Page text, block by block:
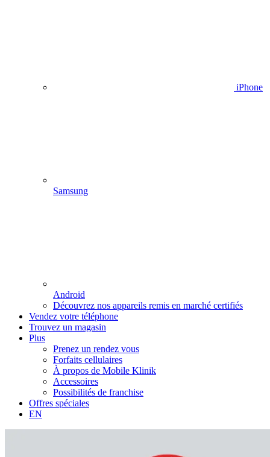
iPhone
Samsung
Android
Découvrez nos appareils remis en marché certifiés
Vendez votre téléphone
Trouvez un magasin
Plus
Prenez un rendez vous
Forfaits cellulaires
À propos de Mobile Klinik
Accessoires
Possibilités de franchise
Offres spéciales
EN